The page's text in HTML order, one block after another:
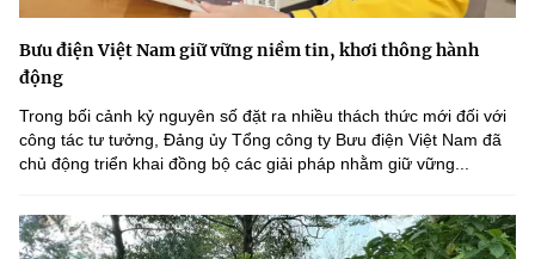
Bưu điện Việt Nam giữ vững niềm tin, khơi thông hành
động
Trong bối cảnh kỷ nguyên số đặt ra nhiều thách thức mới đối với
công tác tư tưởng, Đảng ủy Tổng công ty Bưu điện Việt Nam đã
chủ động triển khai đồng bộ các giải pháp nhằm giữ vững...